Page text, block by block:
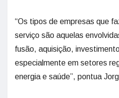
“Os tipos de empresas que
serviço são aquelas
fusão, aquisição,
especialmente em setores
energia e saúde”, pontua